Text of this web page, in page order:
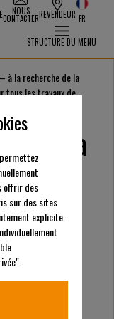
NOUS
CONTACTERREVENDEUR FR
STRUCTURE DU MENU
à la recherche de la
tous les travaux de
tout - à
pour
offrir des
sur des sites
explicite.